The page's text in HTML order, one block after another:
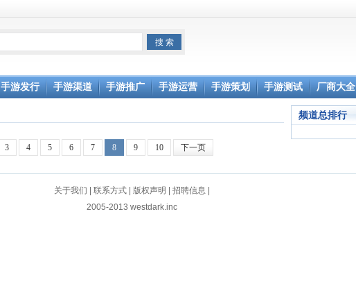
手游发行 手游渠道 手游推广 手游运营 手游策划 手游测试 厂商大全
3 4 5 6 7 8 9 10 下一页
频道总排行
关于我们 联系方式| 版权声明 招聘信息
2005-2013 westdark.inc